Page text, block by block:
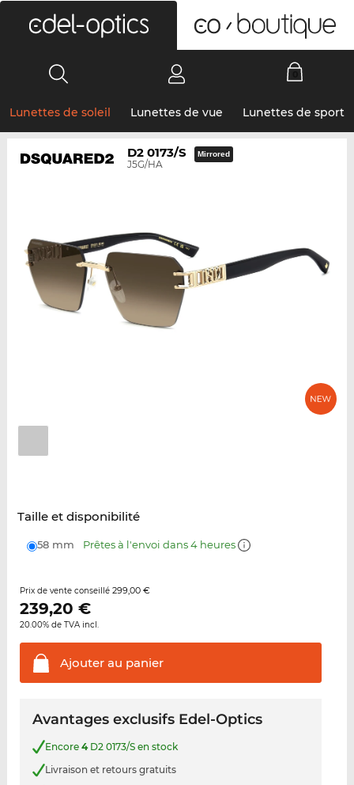
Lunettes de soleil Lunettes de vue Lunettes de sport
D2 0173/S
J5G/HA
Mirrored
Taille et disponibilité
58 mm Prêtes à l'envoi dans 4 heures
Prix de vente conseillé 299,00 €
239,20 €
20.00% de TVA incl.
Ajouter au panier
Avantages exclusifs Edel-Optics
Encore 4D2 0173/S en stock
Livraison et retours gratuits